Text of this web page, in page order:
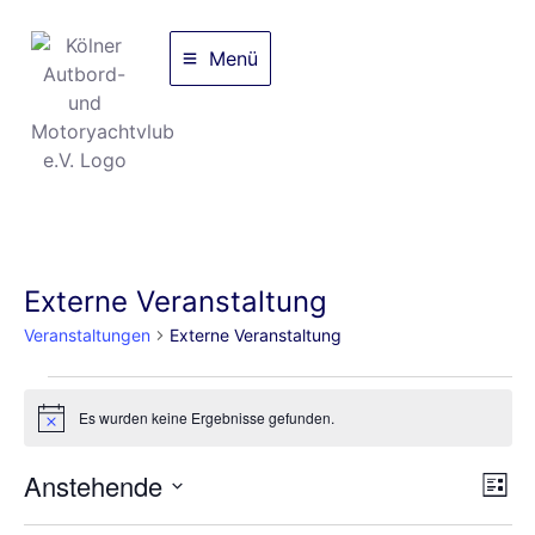
Menü
Externe Veranstaltung
Veranstaltungen Externe Veranstaltung
HinweisEs wurden keine Ergebnisse gefunden.
Liste
Anstehende